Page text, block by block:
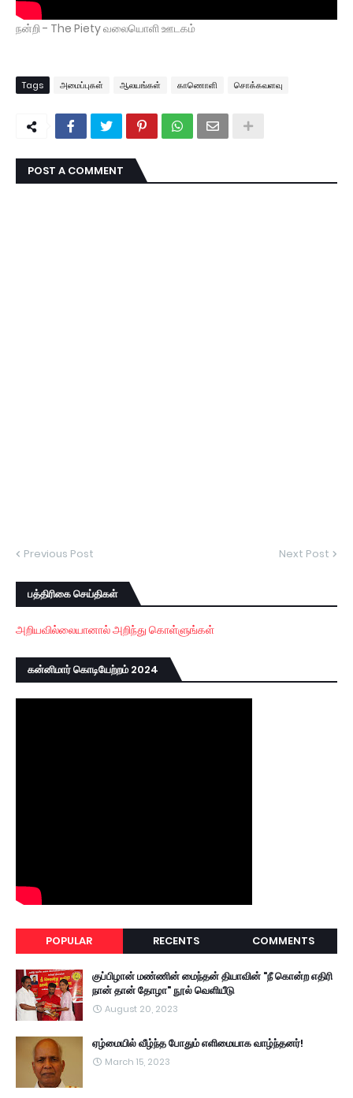
நன்றி - The Piety வலையொளி ஊடகம்
Tags அமைப்புகள் ஆலயங்கள் காணொளி சொக்கவளவு
POST A COMMENT
Previous Post Next Post
பத்திரிகை செய்திகள்
அறியவில்லையானால் அறிந்து கொள்ளுங்கள்
கன்னிமார் கொடியேற்றம் 2024
POPULAR RECENTS COMMENTS
குப்பிழான் மண்ணின் மைந்தன் தியாவின் "நீ கொன்ற எதிரி
நான் தான் தோழா" நூல் வெளியீடு
August 20, 2023
ஏழ்மையில் வீழ்ந்த போதும் எளிமையாக வாழ்ந்தனர்!
March 15, 2023